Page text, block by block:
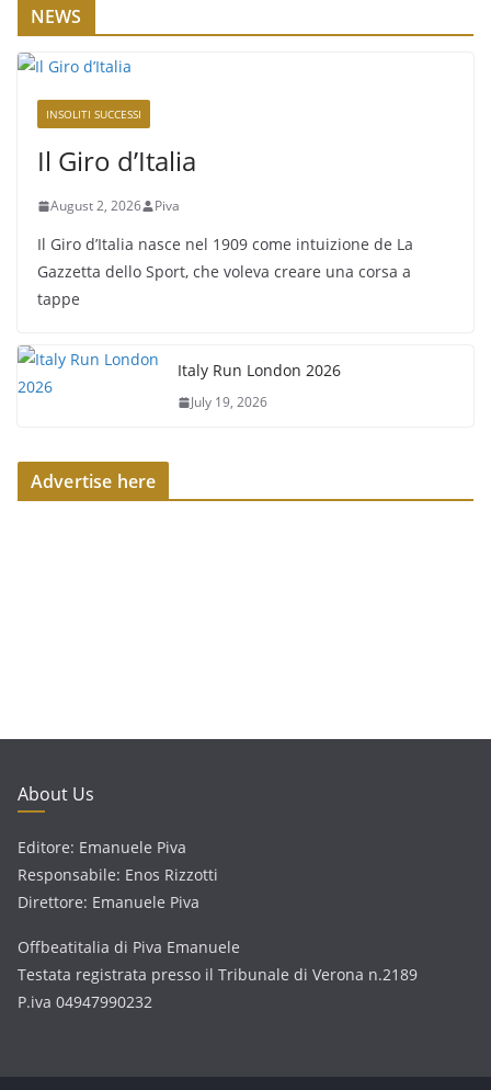
NEWS
INSOLITI SUCCESSI
Il Giro d’Italia
August 2, 2026 Piva
Il Giro d’Italia nasce nel 1909 come intuizione de La
Gazzetta dello Sport, che voleva creare una corsa a
tappe
Italy Run London 2026
July 19, 2026
Advertise here
About Us
Editore: Emanuele Piva
Responsabile: Enos Rizzotti
Direttore: Emanuele Piva
Offbeatitalia di Piva Emanuele
Testata registrata presso il Tribunale di Verona n.2189
P.iva 04947990232